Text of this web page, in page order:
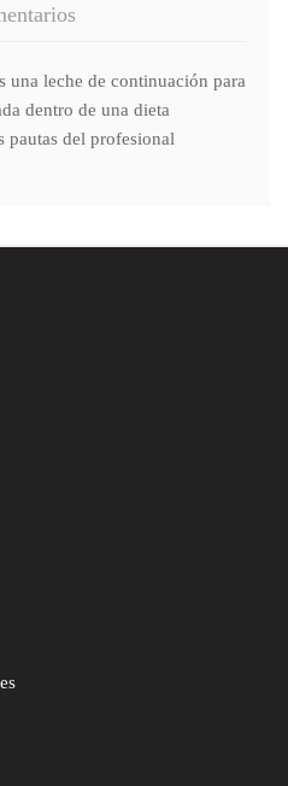
una leche de continuación para
dentro de una dieta
pautas del profesional